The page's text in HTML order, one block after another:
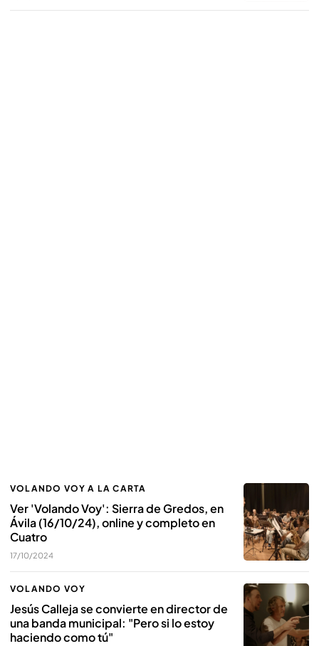
VOLANDO VOY A LA CARTA
Ver 'Volando Voy': Sierra de Gredos, en
Ávila (16/10/24), online y completo en
Cuatro
17/10/2024
VOLANDO VOY
Jesús Calleja se convierte en director de
una banda municipal: "Pero si lo estoy
haciendo como tú"